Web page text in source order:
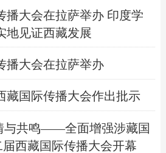
播大会在拉萨举办 印度学
地见证西藏发展
播大会在拉萨举办
藏国际传播大会作出批示
与共鸣——全面增强涉藏国
西藏国际传播大会开幕